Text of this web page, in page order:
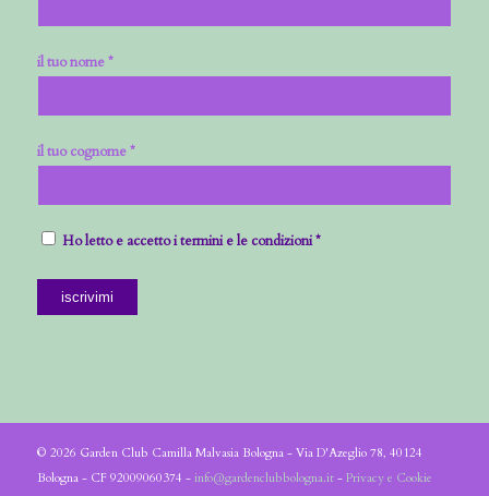
il tuo nome *
il tuo cognome *
Ho letto e accetto i termini e le condizioni *
© 2026 Garden Club Camilla Malvasia Bologna - Via D'Azeglio 78, 40124
Bologna - CF 92009060374 - info@gardenclubbologna.it- Privacy e Cookie